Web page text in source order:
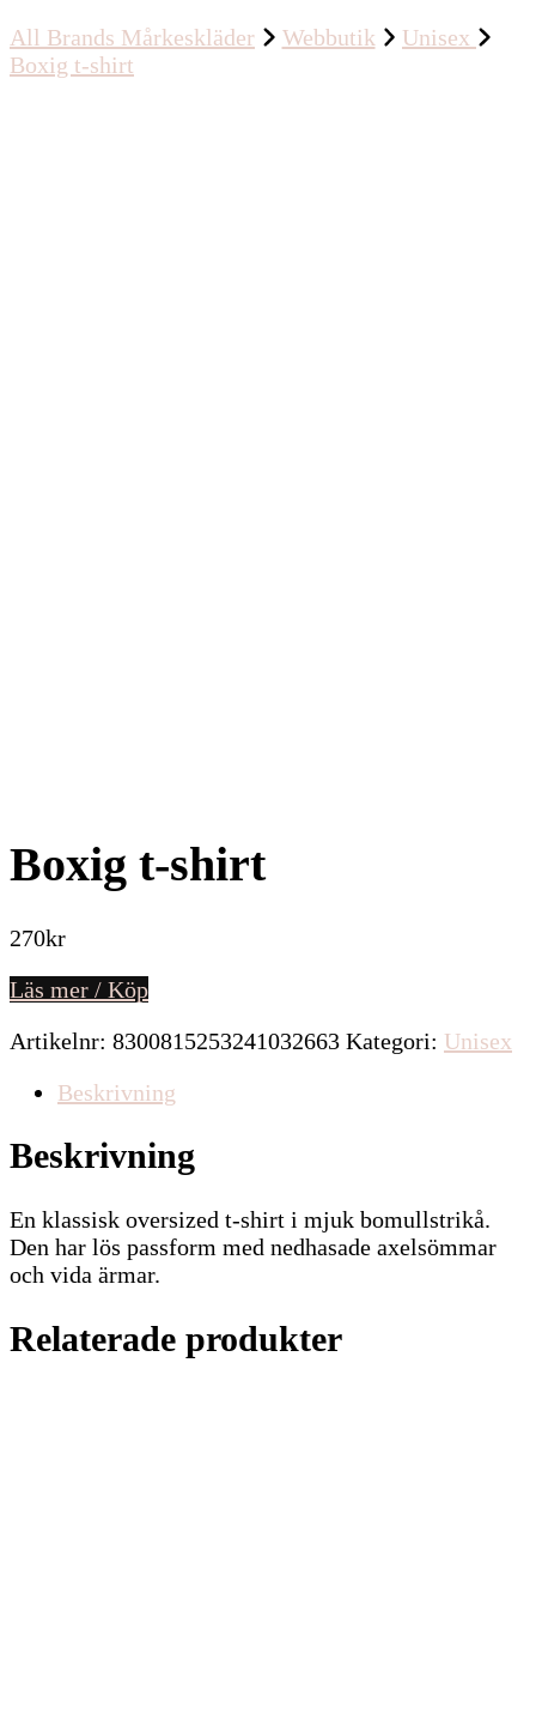
All Brands Mårkeskläder Webbutik
Unisex
Boxig t-shirt
Björn Borg Ace Slim T-shirt
Blå, L
329kr Läs mer / Köp